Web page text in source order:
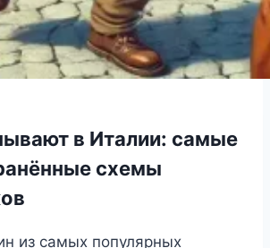
в Италии: самые
схемы
из самых популярных